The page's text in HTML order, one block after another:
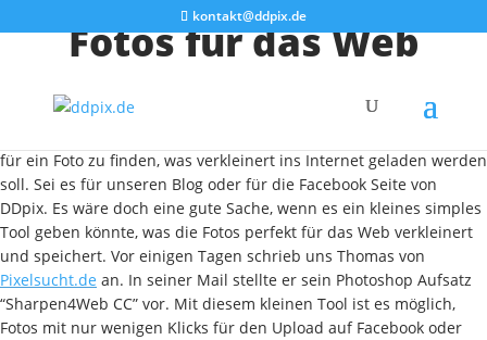
kontakt@ddpix.de
Fotos für das Web
für ein Foto zu finden, was verkleinert ins Internet geladen werden
soll. Sei es für unseren Blog oder für die Facebook Seite von
DDpix. Es wäre doch eine gute Sache, wenn es ein kleines simples
Tool geben könnte, was die Fotos perfekt für das Web verkleinert
und speichert. Vor einigen Tagen schrieb uns Thomas von
Pixelsucht.de an. In seiner Mail stellte er sein Photoshop Aufsatz
“Sharpen4Web CC” vor. Mit diesem kleinen Tool ist es möglich,
Fotos mit nur wenigen Klicks für den Upload auf Facebook oder